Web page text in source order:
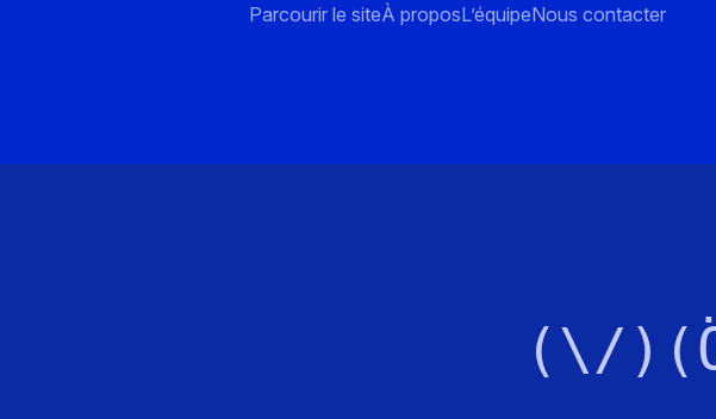
Parcourir le siteÀ proposL’équipeNous contacter
(\/